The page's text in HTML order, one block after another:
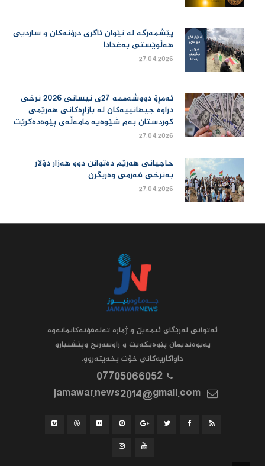
پێشمەرگە لە نێوان ئاگری درۆنەکان و ساردیی
هەڵوێستی بەغدادا
27.04.2026
ئەمڕۆ دووشەممە 27ی نیسانی 2026 نرخی
دراوە جیهانییەكان لە بازاڕەكانی هەرێمی
كوردستان بەم شێوەیە مامەڵەی پێوەدەكرێت
27.04.2026
حاجیانی هەرێم دەتوانن دوو هەزار دۆلار
بەنرخی فەرمی وەربگرن
27.04.2026
ئه‌توانى له‌رێگاى ئیمه‌یڵ و ژماره‌ ته‌له‌فۆنه‌کانمانه‌وه‌
په‌یوه‌ندیمان پێوه‌بکه‌یت و راوسه‌رنج وپێشنیارو
داواکاریه‌کانى خۆت بخه‌یته‌روو.
07705066052
jamawar.news2014@gmail.com